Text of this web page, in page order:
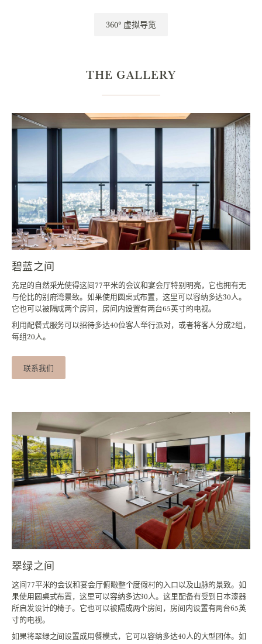
360° 虚拟导览
THE GALLERY
碧蓝之间
充足的自然采光使得这间77平米的会议和宴会厅特别明亮，它也拥有无
与伦比的别府湾景致。如果使用圆桌式布置，这里可以容纳多达30人。
它也可以被隔成两个房间，房间内设置有两台65英寸的电视。
利用配餐式服务可以招待多达40位客人举行派对，或者将客人分成2组，
每组20人。
联系我们
翠绿之间
这间77平米的会议和宴会厅俯瞰整个度假村的入口以及山脉的景致。如
果使用圆桌式布置，这里可以容纳多达30人。这里配备有受到日本漆器
所启发设计的椅子。它也可以被隔成两个房间，房间内设置有两台65英
寸的电视。
如果将翠绿之间设置成用餐模式，它可以容纳多达40人的大型团体。如